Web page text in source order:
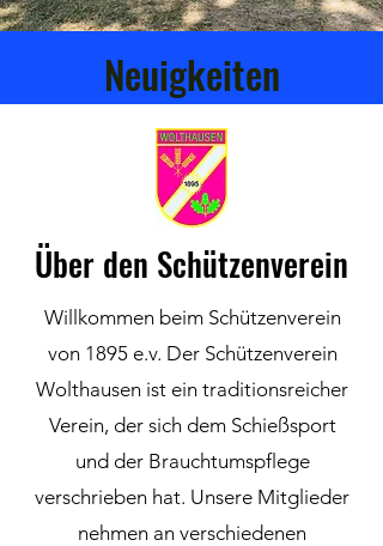
Neuigkeiten
Über den Schützenverein
Willkommen beim Schützenverein
von 1895 e.v. Der Schützenverein
Wolthausen ist ein traditionsreicher
Verein, der sich dem Schießsport
und der Brauchtumspflege
verschrieben hat. Unsere Mitglieder
nehmen an verschiedenen